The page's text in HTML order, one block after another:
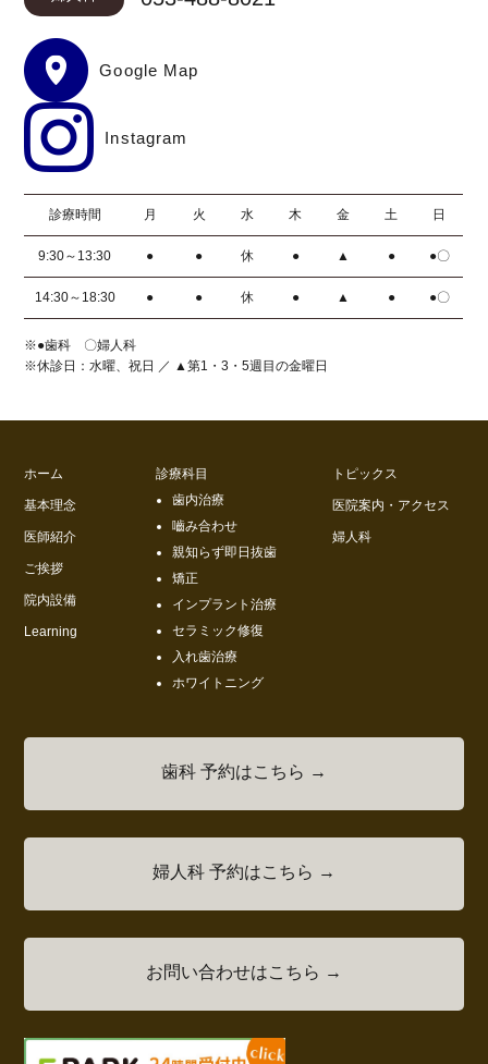
Google Map
Instagram
診療時間 月 火 水 木 金 土 日
9:30～13:30 ● ● 休 ● ▲ ● ●〇
14:30～18:30 ● ● 休 ● ▲ ● ●〇
※●歯科 〇婦人科
※休診日：水曜、祝日 ／ ▲第1・3・5週目の金曜日
ホーム
基本理念
医師紹介
ご挨拶
院内設備
Learning
診療科目
歯内治療
嚙み合わせ
親知らず即日抜歯
矯正
インプラント治療
セラミック修復
入れ歯治療
ホワイトニング
トピックス
医院案内・アクセス
婦人科
歯科 予約はこちら →
婦人科 予約はこちら →
お問い合わせはこちら →